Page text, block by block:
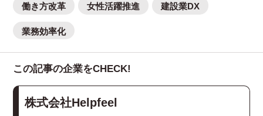
働き方改革 女性活躍推進 建設業DX
業務効率化
この記事の企業をCHECK!
株式会社Helpfeel